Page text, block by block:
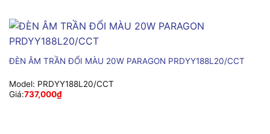
ĐÈN ÂM TRẦN ĐỔI MÀU 20W PARAGON PRDYY188L20/CCT
Model: PRDYY188L20/CCT
Giá:737,000₫